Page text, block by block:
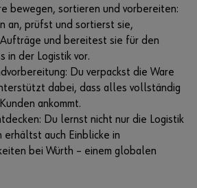
bewegen, sortieren und vorbereiten:
an, prüfst und sortierst sie,
Aufträge und bereitest sie für den
in der Logistik vor.
Du verpackst die Ware
dabei, dass alles vollständig
ankommt.
Du lernst nicht nur die Logistik
erhältst auch Einblicke in
bei Würth – einem globalen